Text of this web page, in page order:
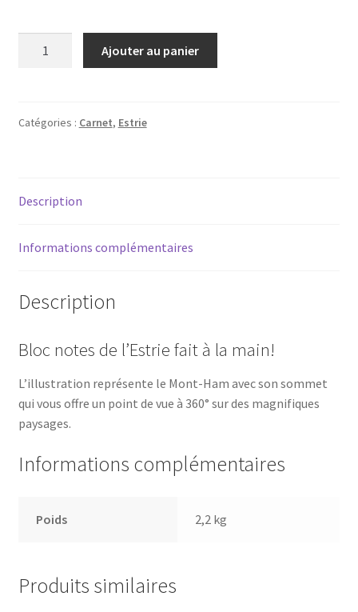
L'Estrie
Ajouter au panier
Catégories : Carnet, Estrie
Description
Informations complémentaires
Description
Bloc notes de l’Estrie fait à la main!
L’illustration représente le Mont-Ham avec son sommet
qui vous offre un point de vue à 360° sur des magnifiques
paysages.
Informations complémentaires
Poids 2,2 kg
Produits similaires